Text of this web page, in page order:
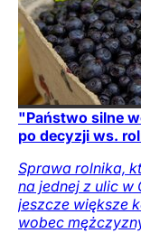
"Państwo silne
po decyzji ws.
Sprawa rolnika,
na jednej z ulic w
jeszcze większe
wobec